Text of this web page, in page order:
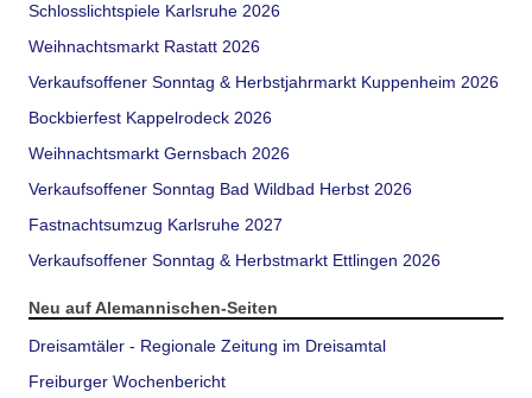
Schlosslichtspiele Karlsruhe 2026
Weihnachtsmarkt Rastatt 2026
Verkaufsoffener Sonntag & Herbstjahrmarkt Kuppenheim 2026
Bockbierfest Kappelrodeck 2026
Weihnachtsmarkt Gernsbach 2026
Verkaufsoffener Sonntag Bad Wildbad Herbst 2026
Fastnachtsumzug Karlsruhe 2027
Verkaufsoffener Sonntag & Herbstmarkt Ettlingen 2026
Neu auf Alemannischen-Seiten
Dreisamtäler - Regionale Zeitung im Dreisamtal
Freiburger Wochenbericht